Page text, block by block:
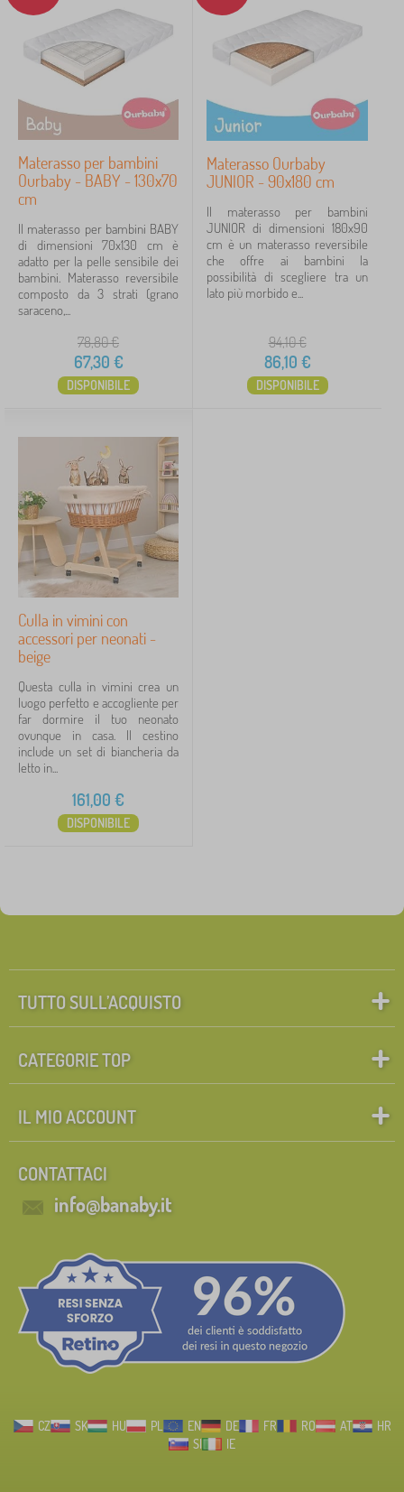
Materasso per bambini
Ourbaby - BABY - 130x70
cm
Il materasso per bambini BABY
di dimensioni 70x130 cm è
adatto per la pelle sensibile dei
bambini. Materasso reversibile
composto da 3 strati (grano
saraceno,...
78,80€
67,30 €
DISPONIBILE
Materasso Ourbaby
JUNIOR - 90x180 cm
Il materasso per bambini
JUNIOR di dimensioni 180x90
cm è un materasso reversibile
che offre ai bambini la
possibilità di scegliere tra un
lato più morbido e...
94,10€
86,10 €
DISPONIBILE
Culla in vimini con
accessori per neonati -
beige
Questa culla in vimini crea un
luogo perfetto e accogliente per
far dormire il tuo neonato
ovunque in casa. Il cestino
include un set di biancheria da
letto in...
161,00 €
DISPONIBILE
TUTTO SULL’ACQUISTO
CATEGORIE TOP
IL MIO ACCOUNT
CONTATTACI
info@banaby.it
CZ SK HU PL EN DE FR RO AT
HR
SI
IE